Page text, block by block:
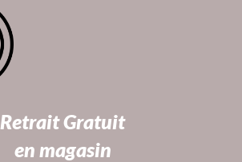
Retrait Gratuit
en magasin